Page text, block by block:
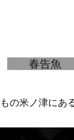
春告
の米ノ津にあ